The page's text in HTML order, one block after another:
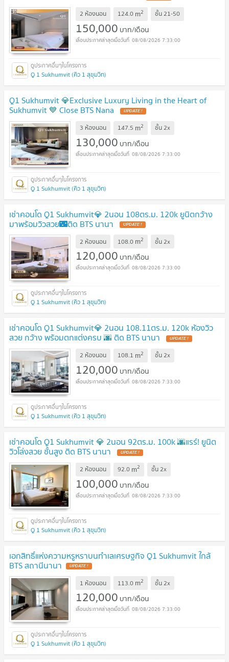
2 ห้องนอน 124.0 m2 ชั้น21-50
150,000 บาท/เดือน
08/08/2026 7:33:00
Q 1 Sukhumvit (คิว 1 สุขุมวิท)
Q1 Sukhumvit 💎Exclusive Luxury Living in the Heart of
Sukhumvit 💙 Close BTS Nana
3 ห้องนอน 147.5 m2 ชั้น2x
130,000 บาท/เดือน
08/08/2026 7:33:00
Q 1 Sukhumvit (คิว 1 สุขุมวิท)
เช่าคอนโด Q1 Sukhumvit💎 2นอน 108ตร.ม. 120k ยูนิตกว้าง
มาพร้อมวิวสวย🌃ติด BTS นานา
2 ห้องนอน 108.0 m2 ชั้น2x
120,000 บาท/เดือน
08/08/2026 7:33:00
Q 1 Sukhumvit (คิว 1 สุขุมวิท)
เช่าคอนโด Q1 Sukhumvit💎 2นอน 108.11ตร.ม. 120k ห้องวิว
สวย กว้าง พร้อมตกแต่งครบ 🌆 ติด BTS นานา
2 ห้องนอน 108.1 m2 ชั้น2x
120,000 บาท/เดือน
08/08/2026 7:33:00
Q 1 Sukhumvit (คิว 1 สุขุมวิท)
เช่าคอนโด Q1 Sukhumvit 💎 2นอน 92ตร.ม. 100k 🌆แรร์! ยูนิต
วิวโล่งสวย ชั้นสูง ติด BTS นานา
2 ห้องนอน 92.0 m2 ชั้น2x
100,000 บาท/เดือน
08/08/2026 7:33:00
Q 1 Sukhumvit (คิว 1 สุขุมวิท)
เอกสิทธิ์แห่งความหรูหราบนทำเลเศรษฐกิจ Q1 Sukhumvit ใกล้
BTS สถานีนานา
1 ห้องนอน 113.0 m2 ชั้น2x
120,000 บาท/เดือน
08/08/2026 7:33:00
Q 1 Sukhumvit (คิว 1 สุขุมวิท)